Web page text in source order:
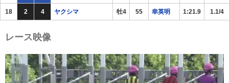
18 2 4 ヤクシマ 牡4 55 幸英明 1:21.9 1.1/4
レース映像